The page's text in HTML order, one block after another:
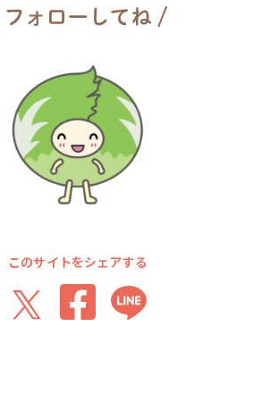
このサイトをシェアする